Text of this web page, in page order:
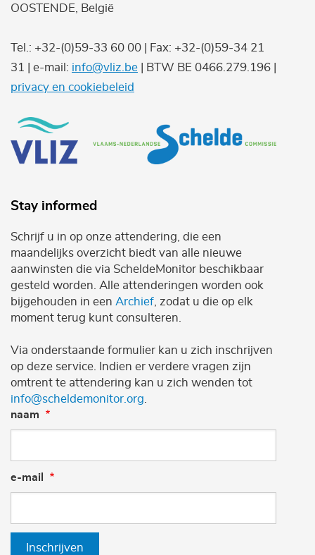
OOSTENDE, België
Tel.: +32-(0)59-33 60 00 | Fax: +32-(0)59-34 21
31 | e-mail: info@vliz.be | BTW BE 0466.279.196 |
privacy en cookiebeleid
Stay informed
Schrijf u in op onze attendering, die een
maandelijks overzicht biedt van alle nieuwe
aanwinsten die via ScheldeMonitor beschikbaar
gesteld worden. Alle attenderingen worden ook
bijgehouden in een Archief , zodat u die op elk
moment terug kunt consulteren.
Via onderstaande formulier kan u zich inschrijven
op deze service. Indien er verdere vragen zijn
omtrent te attendering kan u zich wenden tot
info@scheldemonitor.org
naam
e-mail
Inschrijven